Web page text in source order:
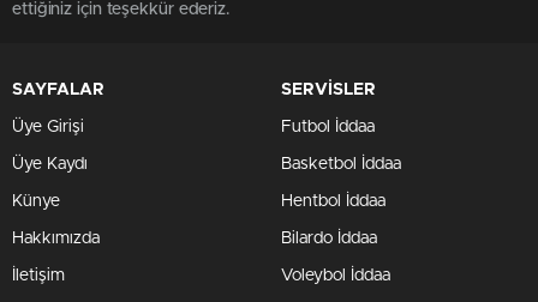
ettiğiniz için teşekkür ederiz.
SAYFALAR
Üye Girişi
Üye Kaydı
Künye
Hakkımızda
İletişim
SERVİSLER
Futbol İddaa
Basketbol İddaa
Hentbol İddaa
Bilardo İddaa
Voleybol İddaa